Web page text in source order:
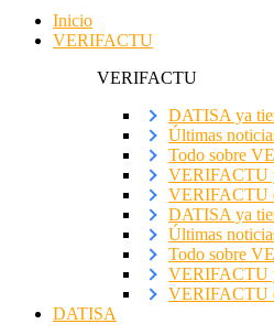
Inicio
VERIFACTU
VERIFACTU
DATISA ya
Últimas
Todo sobre
VERIFACTU
VERIFACTU
DATISA ya
Últimas
Todo sobre
VERIFACTU
VERIFACTU
DATISA